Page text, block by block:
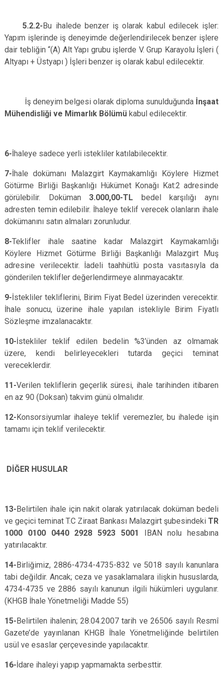
5.2.2-Bu ihalede benzer iş olarak kabul edilecek işler:
Yapım işlerinde iş deneyimde değerlendirilecek benzer işlere
dair tebliğin “(A) Alt Yapı grubu işlerde V. Grup Karayolu İşleri (
Altyapı + Üstyapı ) İşleri benzer iş olarak kabul edilecektir.
İş deneyim belgesi olarak diploma sunulduğunda İnşaat
Mühendisliği ve Mimarlık Bölümü kabul edilecektir.
6-İhaleye sadece yerli istekliler katılabilecektir.
7-İhale dokümanı Malazgirt Kaymakamlığı Köylere Hizmet
Götürme Birliği Başkanlığı Hükümet Konağı Kat:2 adresinde
görülebilir. Doküman3.000,00-TL bedel karşılığı aynı
adresten temin edilebilir. İhaleye teklif verecek olanların ihale
dokümanını satın almaları zorunludur.
8-Teklifler ihale saatine kadar Malazgirt Kaymakamlığı
Köylere Hizmet Götürme Birliği Başkanlığı Malazgirt Muş
adresine verilecektir. İadeli taahhütlü posta vasıtasıyla da
gönderilen teklifler değerlendirmeye alınmayacaktır.
9-İstekliler tekliflerini, Birim Fiyat Bedel üzerinden verecektir.
İhale sonucu, üzerine ihale yapılan istekliyle Birim Fiyatlı
Sözleşme imzalanacaktır.
10-İstekliler teklif edilen bedelin %3’ünden az olmamak
üzere, kendi belirleyecekleri tutarda geçici teminat
vereceklerdir.
11-Verilen tekliflerin geçerlik süresi, ihale tarihinden itibaren
en az 90 (Doksan) takvim günü olmalıdır.
12-Konsorsiyumlar ihaleye teklif veremezler, bu ihalede işin
tamamı için teklif verilecektir.
DİĞER HUSULAR
13-Belirtilen ihale için nakit olarak yatırılacak doküman bedeli
ve geçici teminat T.C Ziraat Bankası Malazgirt şubesindeki TR
1000 0100 0440 2928 5923 5001 IBAN nolu hesabına
yatırılacaktır.
14-Birliğimiz, 2886-4734-4735-832 ve 5018 sayılı kanunlara
tabi değildir. Ancak; ceza ve yasaklamalara ilişkin hususlarda,
4734-4735 ve 2886 sayılı kanunun ilgili hükümleri uygulanır.
(KHGB İhale Yönetmeliği Madde 55)
15-Belirtilen ihalenin; 28.04.2007 tarih ve 26506 sayılı Resmî
Gazete’de yayınlanan KHGB İhale Yönetmeliğinde belirtilen
usül ve esaslar çerçevesinde yapılacaktır.
16-İdare ihaleyi yapıp yapmamakta serbesttir.